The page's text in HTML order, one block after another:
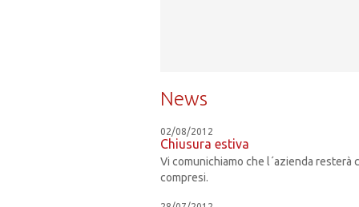
News
02/08/2012
Chiusura estiva
Vi comunichiamo che l´azienda
compresi.